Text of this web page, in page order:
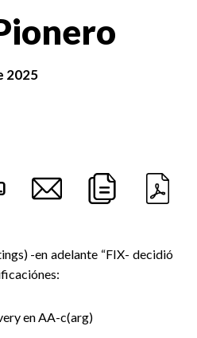
2025
-en adelante “FIX- decidió
en AA-c(arg)